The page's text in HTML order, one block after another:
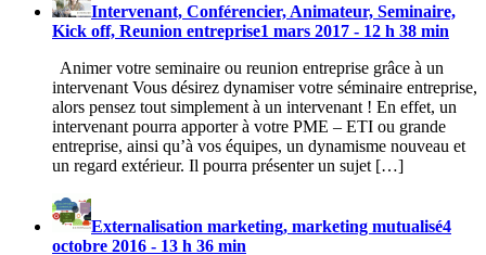
Intervenant, Conférencier, Animateur, Seminaire,
Kick off, Reunion entreprise1 mars 2017 - 12 h 38 min
Animer votre seminaire ou reunion entreprise grâce à un
intervenant Vous désirez dynamiser votre séminaire entreprise,
alors pensez tout simplement à un intervenant ! En effet, un
intervenant pourra apporter à votre PME – ETI ou grande
entreprise, ainsi qu’à vos équipes, un dynamisme nouveau et
un regard extérieur. Il pourra présenter un sujet […]
Externalisation marketing, marketing mutualisé4
octobre 2016 - 13 h 36 min